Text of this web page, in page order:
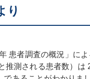
り
患者調査の概況」に
推測される患者数）